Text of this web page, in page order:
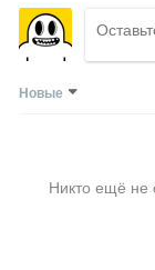
Новые
Никто ещё не